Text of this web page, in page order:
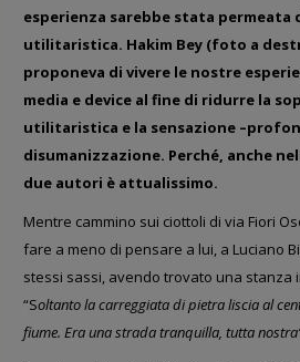
esperienza sarebbe stata permeata
utilitaristica. Hakim Bey (foto a
proponeva di vivere le nostre
media e device al fine di ridurre la
utilitaristica e la sensazione
disumanizzazione. Perché, anche
due autori è attualissimo.
Mentre cammino sui ciottoli di via Fiori
fare a meno di pensare a lui, a Luciano
stessi sassi, avendo trovato una stanza
“Soltanto la carreggiata di pietra liscia al
fiume. Era una strada tranquilla, tutta